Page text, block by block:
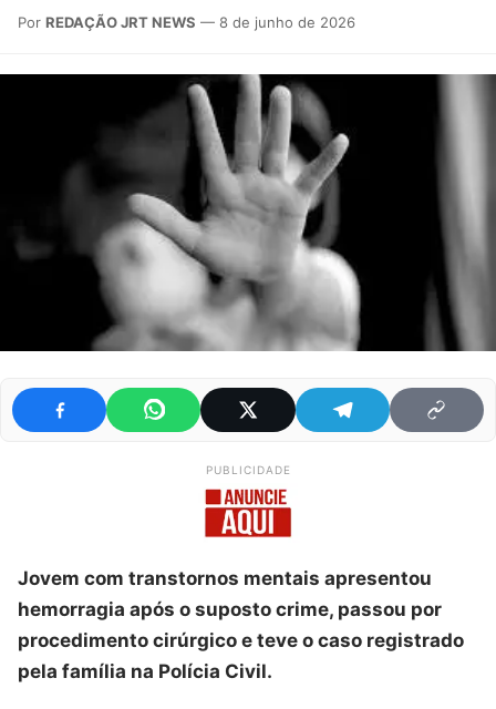
Por REDAÇÃO JRT NEWS — 8 de junho de 2026
PUBLICIDADE
Jovem com transtornos mentais apresentou
hemorragia após o suposto crime, passou por
procedimento cirúrgico e teve o caso registrado
pela família na Polícia Civil.